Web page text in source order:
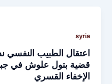
syria
اعتقال الطبيب النفسي
قضية بتول علوش في
الإخفاء القسري